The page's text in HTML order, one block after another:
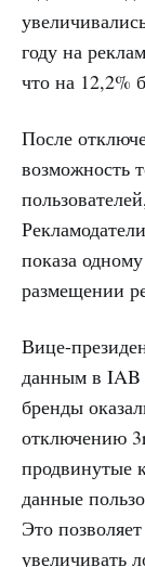
году на
что на 12,2%
После
возможность
показа
размещении
Вице-
данным в IAB
бренды
отключению
продвинутые
данные
Это
увеличивать